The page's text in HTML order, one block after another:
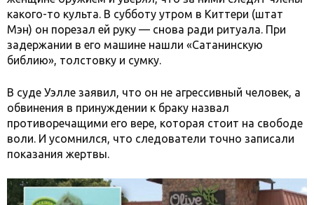
какого-то культа. В субботу утром в Киттери (штат
Мэн) он порезал ей руку — снова ради ритуала. При
задержании в его машине нашли «Сатанинскую
библию», толстовку и сумку.
В суде Уэлле заявил, что он не агрессивный человек, а
обвинения в принуждении к браку назвал
противоречащими его вере, которая стоит на свободе
воли. И усомнился, что следователи точно записали
показания жертвы.